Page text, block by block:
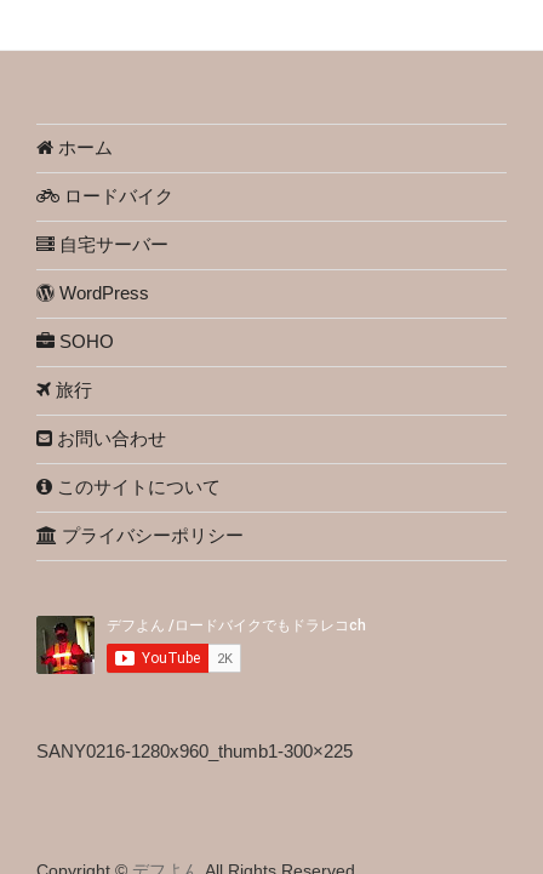
ホーム
ロードバイク
自宅サーバー
WordPress
SOHO
旅行
お問い合わせ
このサイトについて
プライバシーポリシー
SANY0216-1280x960_thumb1-300×225